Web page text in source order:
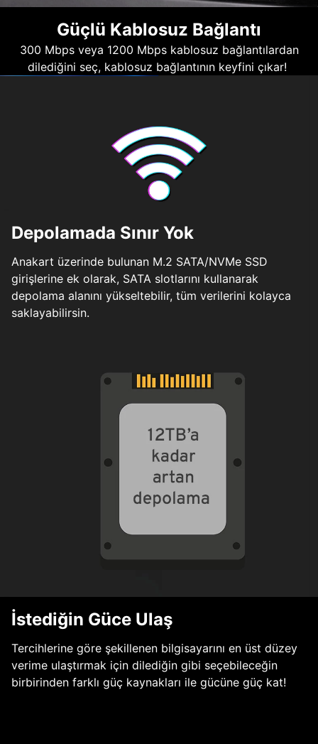
Güçlü Kablosuz Bağlantı
300 Mbps veya 1200 Mbps kablosuz bağlantılardan
dilediğini seç, kablosuz bağlantının keyfini çıkar!
Depolamada Sınır Yok
Anakart üzerinde bulunan M.2 SATA/NVMe SSD
girişlerine ek olarak, SATA slotlarını kullanarak
depolama alanını yükseltebilir, tüm verilerini kolayca
saklayabilirsin.
İstediğin Güce Ulaş
Tercihlerine göre şekillenen bilgisayarını en üst düzey
verime ulaştırmak için dilediğin gibi seçebileceğin
birbirinden farklı güç kaynakları ile gücüne güç kat!